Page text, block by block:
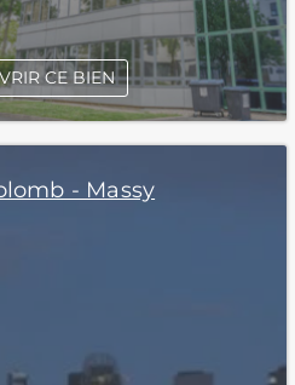
CE BIEN
- Massy